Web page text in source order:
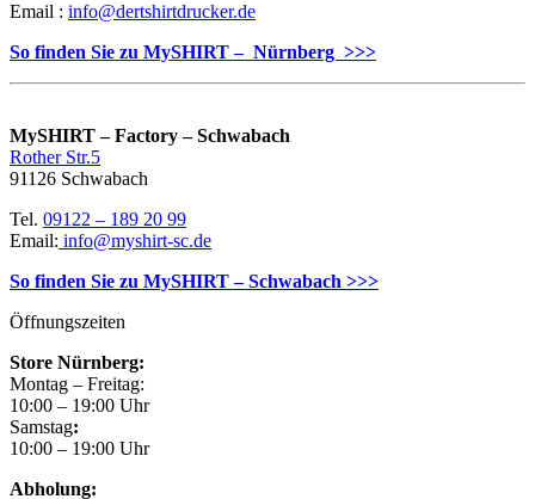
Email : info@dertshirtdrucker.de
So finden Sie zu MySHIRT – Nürnberg >>>
MySHIRT – Factory – Schwabach
Rother Str.5
91126 Schwabach
Tel. 09122 – 189 20 99
Email: info@myshirt-sc.de
So finden Sie zu MySHIRT – Schwabach >>>
Öffnungszeiten
Store Nürnberg:
Montag – Freitag:
10:00 – 19:00 Uhr
Samstag:
10:00 – 19:00 Uhr
Abholung: